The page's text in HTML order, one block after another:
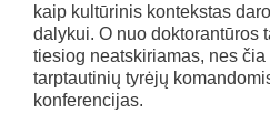
kaip kultūrinis kontekstas
dalykui. O nuo doktorantūros
tiesiog neatskiriamas, nes
tarptautinių tyrėjų
konferencijas.